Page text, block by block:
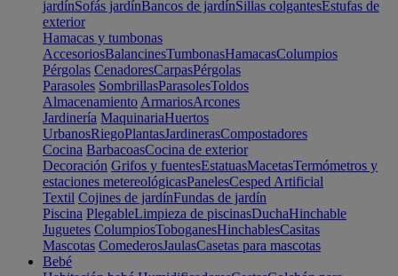
jardínSofás jardínBancos de jardínSillas colgantesEstufas de
exterior
Hamacas y tumbonas
AccesoriosBalancinesTumbonasHamacasColumpios
Pérgolas CenadoresCarpasPérgolas
Parasoles SombrillasParasolesToldos
Almacenamiento ArmariosArcones
Jardinería MaquinariaHuertos
UrbanosRiegoPlantasJardinerasCompostadores
Cocina BarbacoasCocina de exterior
Decoración Grifos y fuentesEstatuasMacetasTermómetros y
estaciones metereológicasPanelesCesped Artificial
Textil Cojines de jardínFundas de jardín
Piscina PlegableLimpieza de piscinasDuchaHinchable
Juguetes ColumpiosToboganesHinchablesCasitas
Mascotas ComederosJaulasCasetas para mascotas
Bebé